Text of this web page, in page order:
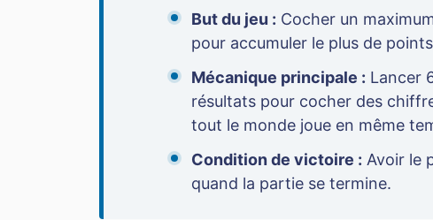
But du jeu : Cocher un
pour accumuler le plus de
Mécanique principale : Lancer
résultats pour cocher des
tout le monde joue en même
Condition de victoire : Avoir le
quand la partie se termine.